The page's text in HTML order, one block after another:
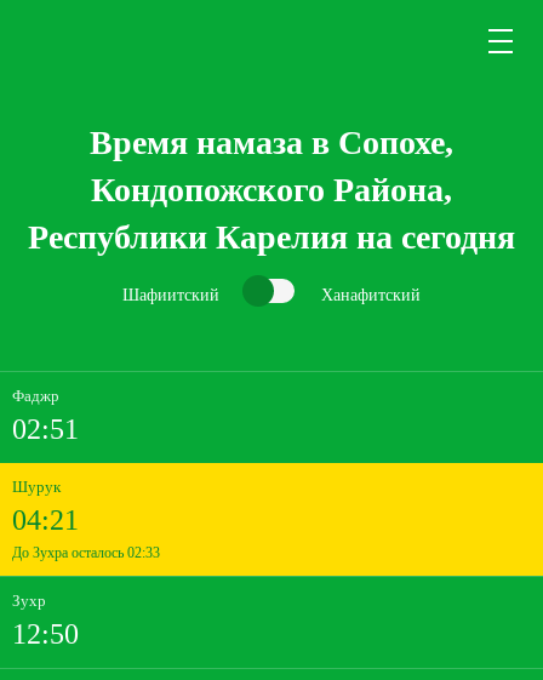
Время намаза в Сопохе,
Кондопожского Района,
Республики Карелия на сегодня
Шафиитский Ханафитский
Фаджр
02:51
Шурук
04:21
До Зухра осталось 02:33
Зухр
12:50